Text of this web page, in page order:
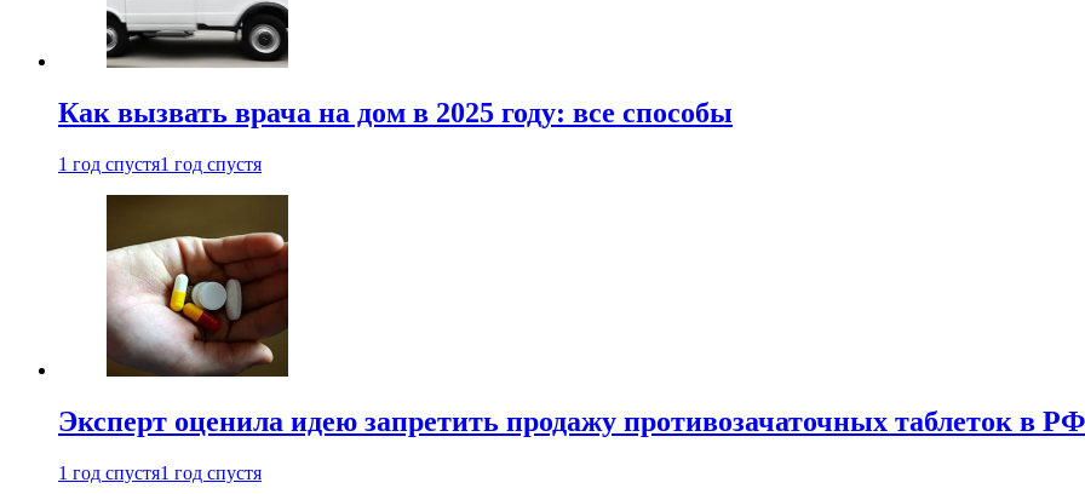
Как вызвать врача на дом в 2025 году: все способы
1 год спустя1 год спустя
Эксперт оценила идею запретить продажу противозачаточных таблеток в РФ
1 год спустя1 год спустя